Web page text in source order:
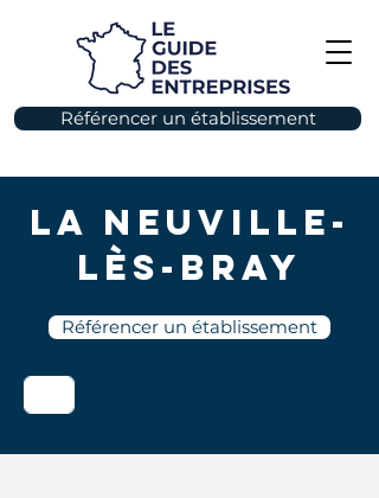
Référencer un établissement
La Neuville-
lès-Bray
Référencer un établissement